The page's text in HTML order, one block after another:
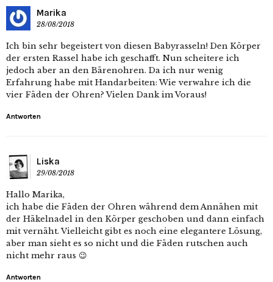
Marika
28/08/2018
Ich bin sehr begeistert von diesen Babyrasseln! Den Körper
der ersten Rassel habe ich geschafft. Nun scheitere ich
jedoch aber an den Bärenohren. Da ich nur wenig
Erfahrung habe mit Handarbeiten: Wie verwahre ich die
vier Fäden der Ohren? Vielen Dank im Voraus!
Antworten
Liska
29/08/2018
Hallo Marika,
ich habe die Fäden der Ohren während dem Annähen mit
der Häkelnadel in den Körper geschoben und dann einfach
mit vernäht. Vielleicht gibt es noch eine elegantere Lösung,
aber man sieht es so nicht und die Fäden rutschen auch
nicht mehr raus 😉
Antworten